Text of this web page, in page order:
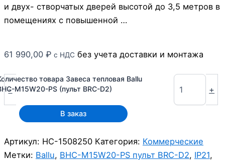
и двух- створчатых дверей высотой до 3,5 метров в
помещениях с повышенной …
61 990,00 ₽ с НДС без учета доставки и монтажа
-
товара Завеса тепловая Ballu
M15W20-PS (пульт BRC-D2)
+
В заказ
Артикул: НС-1508250 Категория: Коммерческие
Метки: Ballu, BHC-M15W20-PS пульт BRC-D2, IP21,